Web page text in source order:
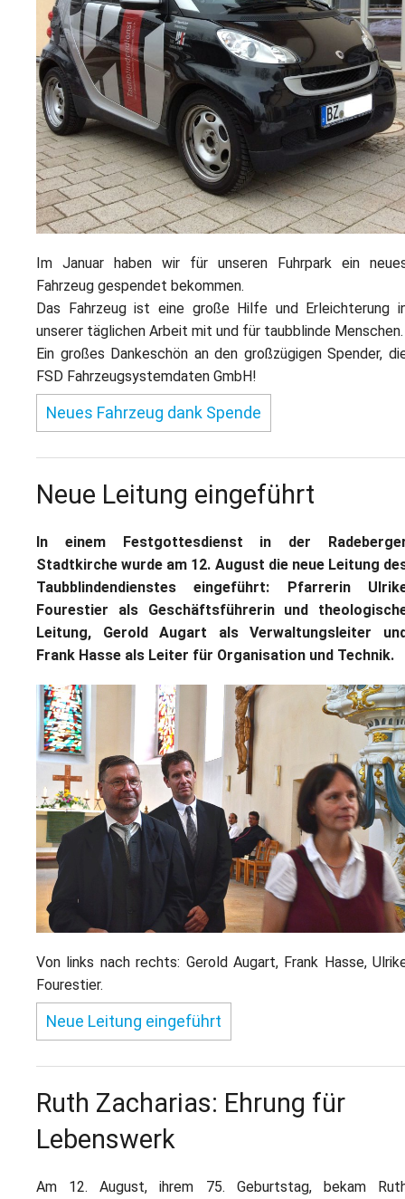
Im Januar haben wir für unseren Fuhrpark ein
Fahrzeug gespendet bekommen.
Das Fahrzeug ist eine große Hilfe und Erleichterung
unserer täglichen Arbeit mit und für taubblinde Menschen.
Ein großes Dankeschön an den großzügigen Spender,
FSD Fahrzeugsystemdaten GmbH!
Neues Fahrzeug dank Spende
Neue Leitung eingeführt
In einem Festgottesdienst in der
Stadtkirche wurde am 12. August die neue Leitung
Taubblindendienstes eingeführt: Pfarrerin
Fourestier als Geschäftsführerin und
Leitung, Gerold Augart als Verwaltungsleiter
Frank Hasse als Leiter für Organisation und Technik.
Von links nach rechts: Gerold Augart, Frank Hasse,
Fourestier.
Neue Leitung eingeführt
Ruth Zacharias: Ehrung für
Lebenswerk
Am 12. August, ihrem 75. Geburtstag, bekam